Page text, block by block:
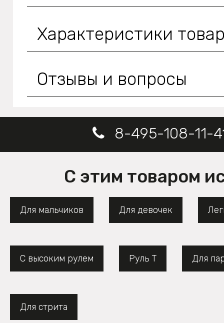
Характеристики
Отзывы и вопросы
8-495-108-11-
С этим товаром
Для мальчиков Для девочек
С высоким рулем Руль Т Для
Для стрита